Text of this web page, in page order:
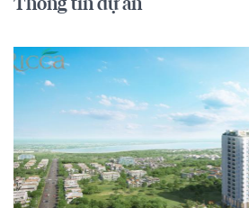
Thông tin dự án